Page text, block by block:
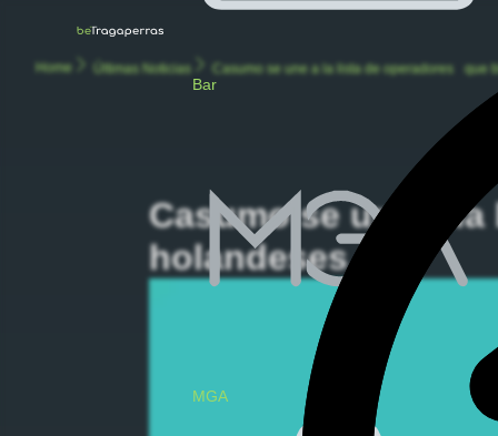
Bar
MGA
Home Últimas Noticias Casumo se une a la lista de operadores que
Casumo se une a
holandeses